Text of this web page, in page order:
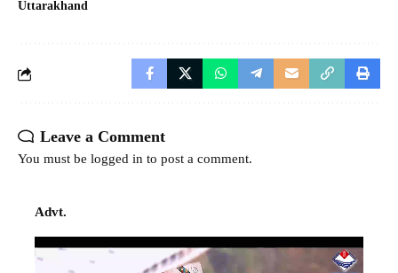
Uttarakhand
Leave a Comment
You must be logged in to post a comment.
Advt.
Video